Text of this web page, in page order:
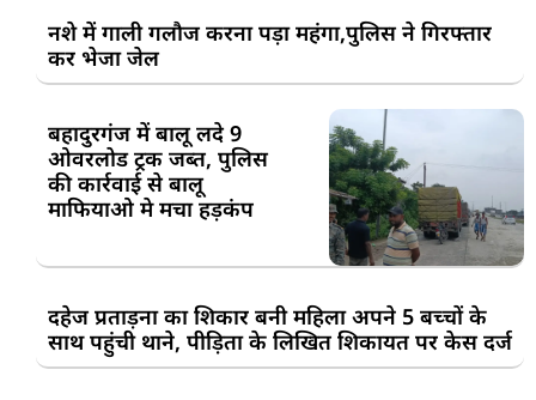
नशे में गाली गलौज करना पड़ा महंगा,पुलिस ने गिरफ्तार
कर भेजा जेल
बहादुरगंज में बालू लदे 9
ओवरलोड ट्रक जब्त, पुलिस
की कार्रवाई से बालू
माफियाओ मे मचा हड़कंप
दहेज प्रताड़ना का शिकार बनी महिला अपने 5 बच्चों के
साथ पहुंची थाने, पीड़िता के लिखित शिकायत पर केस दर्ज